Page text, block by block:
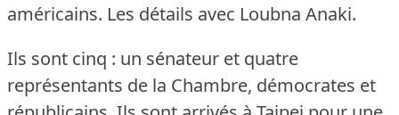
américains. Les détails avec Loubna Anaki.
Ils sont cinq : un sénateur et quatre
représentants de la Chambre, démocrates et